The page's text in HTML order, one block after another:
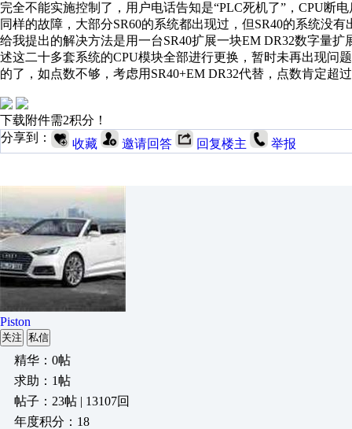
完全不能实施控制了，用户电话告知是“PLC死机了”，CPU断
同样的故障，大部分SR60的系统都出现过，但SR40的系统没
给我提出的解决方法是用一台SR40扩展一块EM DR32数字量
述这二十多套系统的CPU模块全部进行更换，暂时未再出现问
的了，如点数不够，考虑用SR40+EM DR32代替，点数肯定超
下载附件需2积分！
分享到：
收藏 邀请回答 回复楼主 举报
Piston
关注 私信
精华：0帖
求助：1帖
帖子：23帖 | 13107回
年度积分：18